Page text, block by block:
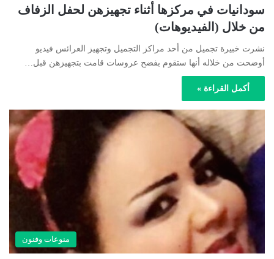
سودانيات في مركزها أثناء تجهيزهن لحفل الزفاف
من خلال (الفيديوهات)
نشرت خبيرة تجميل من أحد مراكز التجميل وتجهيز العرائس فيديو
أوضحت من خلاله أنها ستقوم بفضح عروسات قامت بتجهيزهن قبل…
أكمل القراءة »
منوعات وفنون